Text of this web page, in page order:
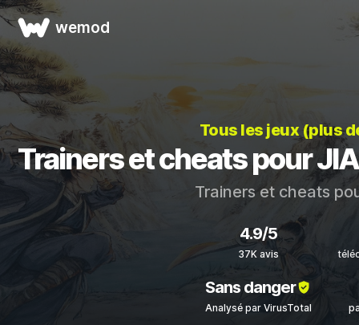
wemod
Tous les jeux (plus
Trainers et cheats pour
Trainers et cheats
4.9/5
37K avis
Sans danger
Analysé par VirusTotal